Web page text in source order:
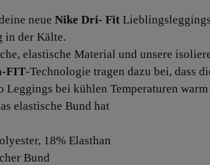
neue Nike Dri- Fit
in der Kälte.
elastische Material und unsere
FIT-Technologie tragen dazu bei, dass
Leggings bei kühlen Temperaturen
elastische Bund hat
18% Elasthan
Bund